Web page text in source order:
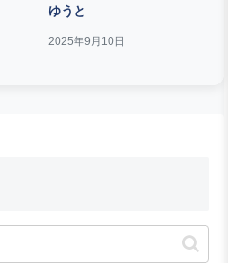
ゆうと
2025年9月10日